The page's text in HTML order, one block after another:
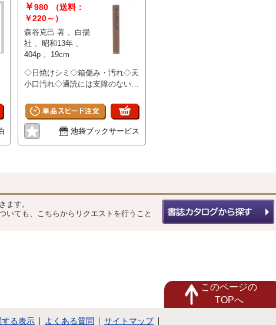
￥980
（送料：
￥220～）
森谷克己 著 、白揚
社 、昭和13年 、
404p 、19cm
◇日焼けシミ◇箱傷み・汚れ◇天
小口汚れ◇通読には支障のない書
池袋ブックサービス
ます。
いても、こちらからリクエストを行うこと
このページの
TOPへ
る表示 よくある質問 サイトマップ